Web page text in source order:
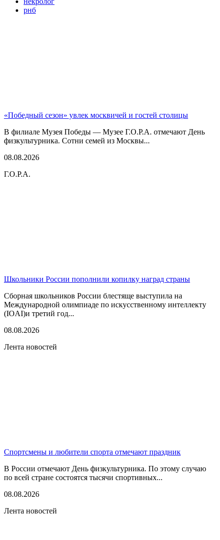
рнб
«Победный сезон» увлек москвичей и гостей столицы
В филиале Музея Победы — Музее Г.О.Р.А. отмечают День
физкультурника. Сотни семей из Москвы...
08.08.2026
Г.О.Р.А.
Школьники России пополнили копилку наград страны
Сборная школьников России блестяще выступила на
Международной олимпиаде по искусственному интеллекту
(IOAI)и третий год...
08.08.2026
Лента новостей
Спортсмены и любители спорта отмечают праздник
В России отмечают День физкультурника. По этому случаю
по всей стране состоятся тысячи спортивных...
08.08.2026
Лента новостей